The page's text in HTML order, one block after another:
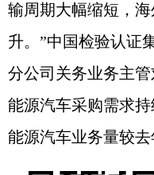
输周期大幅缩短，
升。”中国检验认证
分公司关务业务主
能源汽车采购需求
能源汽车业务量较去